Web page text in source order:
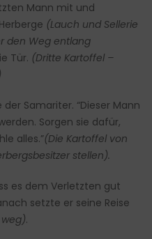
Mann mit und
(Lauch und Sellerie
den Weg entlang
Tür. (Dritte Kartoffel –
der Samariter. “Dieser Mann
Sorgen sie dafür,
alles.”(Die Kartoffel von
stellen).
es dem Verletzten gut
setzte er seine Reise
.